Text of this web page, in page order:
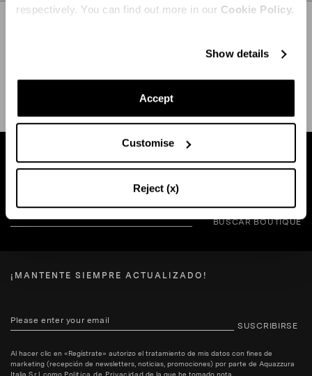
respectively. You can find out more in our Cookie Policy.
Show details
Accept
Customise
Reject (x)
Busca una boutique cerca de usted
BUSCAR BOUTIQUE
¡MANTENTE SIEMPRE ACTUALIZADO!
SUSCRIBIRSE
Al hacer clic en «Regístrate» autorizo el tratamiento de mis datos con fines de
marketing (recepción de newsletters, noticias, promociones) por parte de Aquazzura
Italia S.r.l. como Politica de Privacidad de la que he tomado nota.